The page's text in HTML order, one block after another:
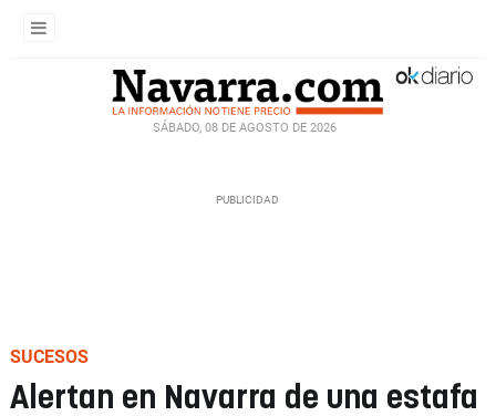
SÁBADO, 08 DE AGOSTO DE 2026
SUCESOS
Alertan en Navarra de una estafa